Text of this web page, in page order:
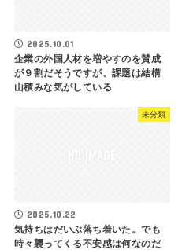
2025.10.01
企業の外国人材を増やすのを賛成
が９割だそうですが、課題は結構
山積みな気がしている
未分類
2025.10.22
気持ちはだいぶ落ち着いた。でも
時々襲ってくる不安感は何なのだ